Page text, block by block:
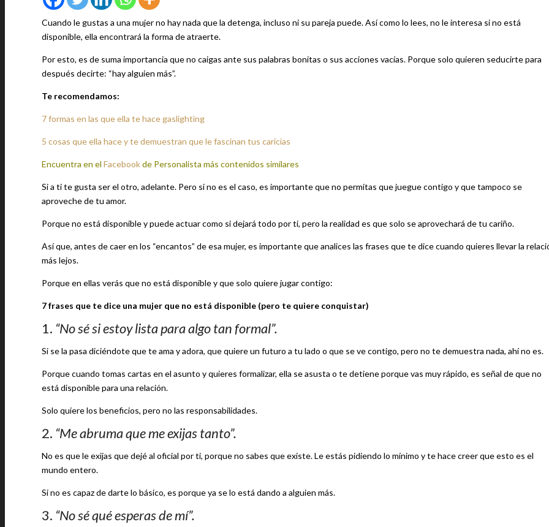
Cuando le gustas a una mujer no hay nada que la detenga, incluso ni su pareja puede. Así como lo lees, no le interesa si no está
disponible, ella encontrará la forma de atraerte.
Por esto, es de suma importancia que no caigas ante sus palabras bonitas o sus acciones vacías. Porque solo quieren seducirte para
después decirte: “hay alguien más”.
Te recomendamos:
7 formas en las que ella te hace gaslighting
5 cosas que ella hace y te demuestran que le fascinan tus caricias
Encuentra en el Facebookde Personalista más contenidos similares
Si a ti te gusta ser el otro, adelante. Pero si no es el caso, es importante que no permitas que juegue contigo y que tampoco se
aproveche de tu amor.
Porque no está disponible y puede actuar como si dejará todo por ti, pero la realidad es que solo se aprovechará de tu cariño.
Así que, antes de caer en los “encantos” de esa mujer, es importante que analices las frases que te dice cuando quieres llevar la
más lejos.
Porque en ellas verás que no está disponible y que solo quiere jugar contigo:
7 frases que te dice una mujer que no está disponible (pero te quiere conquistar)
1. “No sé si estoy lista para algo tan formal”.
Si se la pasa diciéndote que te ama y adora, que quiere un futuro a tu lado o que se ve contigo, pero no te demuestra nada, ahí no es.
Porque cuando tomas cartas en el asunto y quieres formalizar, ella se asusta o te detiene porque vas muy rápido, es señal de que no
está disponible para una relación.
Solo quiere los beneficios, pero no las responsabilidades.
2. “Me abruma que me exijas tanto”.
No es que le exijas que dejé al oficial por ti, porque no sabes que existe. Le estás pidiendo lo mínimo y te hace creer que esto es el
mundo entero.
Si no es capaz de darte lo básico, es porque ya se lo está dando a alguien más.
3. “No sé qué esperas de mí”.